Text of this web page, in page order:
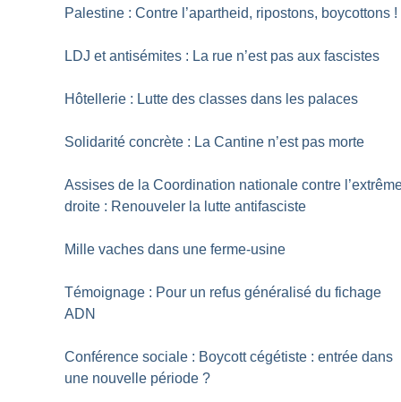
Palestine : Contre l’apartheid, ripostons, boycottons !
LDJ et antisémites : La rue n’est pas aux fascistes
Hôtellerie : Lutte des classes dans les palaces
Solidarité concrète : La Cantine n’est pas morte
Assises de la Coordination nationale contre
droite : Renouveler la lutte antifasciste
Mille vaches dans une ferme-usine
Témoignage : Pour un refus généralisé du fichage
ADN
Conférence sociale : Boycott cégétiste : entrée dans
une nouvelle période ?